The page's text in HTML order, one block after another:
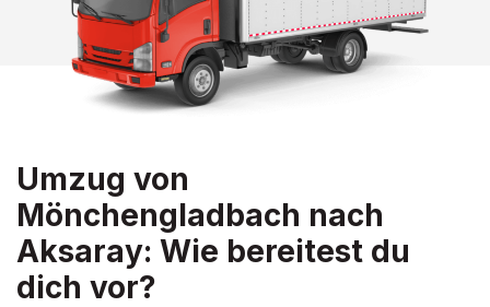
Umzug von
Mönchengladbach nach
Aksaray: Wie bereitest du
dich vor?